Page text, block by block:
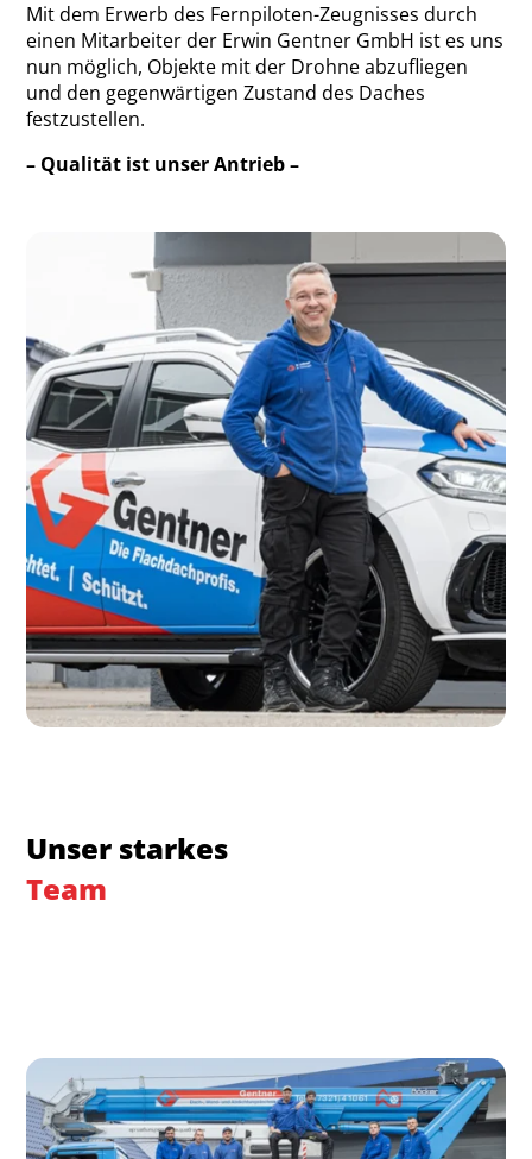
Mit dem Erwerb des Fernpiloten-Zeugnisses durch
einen Mitarbeiter der Erwin Gentner GmbH ist es uns
nun möglich, Objekte mit der Drohne abzufliegen
und den gegenwärtigen Zustand des Daches
festzustellen.
– Qualität ist unser Antrieb –
Unser starkes
Team